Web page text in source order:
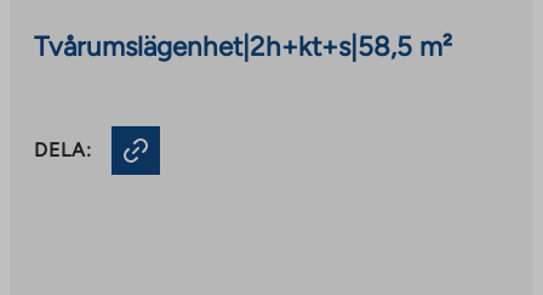
Tvårumslägenhet|2h+kt+s| 58,5 m²
DELA: